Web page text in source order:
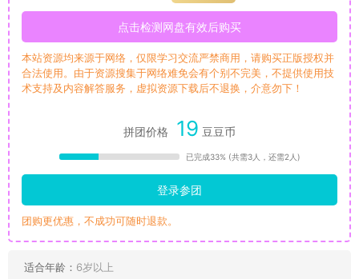
点击检测网盘有效后购买
本站资源均来源于网络，仅限学习交流严禁商用，请购买正版授权并
合法使用。由于资源搜集于网络难免会有个别不完美，不提供使用技
术支持及内容解答服务，虚拟资源下载后不退换，介意勿下！
拼团价格 19 豆豆币
已完成33% (共需3人，还需2人)
登录参团
团购更优惠，不成功可随时退款。
适合年龄： 6岁以上